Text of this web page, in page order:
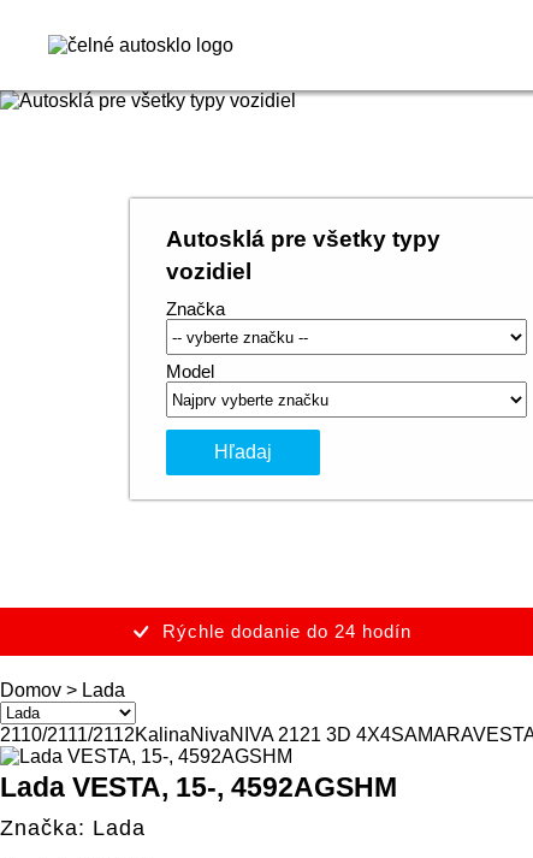
Autosklá pre všetky typy
vozidiel
Značka
Model
Rýchle dodanie do 24 hodín
Domov > Lada
2110/2111/2112KalinaNivaNIVA 2121 3D 4X4SAMARA
Lada VESTA, 15-, 4592AGSHM
Značka: Lada